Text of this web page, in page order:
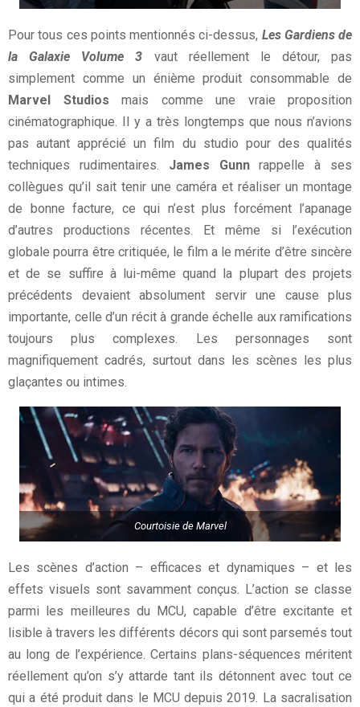
Pour tous ces points mentionnés ci-dessus, Les Gardiens de
la Galaxie Volume 3
vaut réellement le détour, pas
simplement comme un énième produit consommable de
Marvel Studios mais comme une vraie proposition
cinématographique. Il y a très longtemps que nous n’avions
pas autant apprécié un film du studio pour des qualités
techniques rudimentaires. James Gunnrappelle à ses
collègues qu’il sait tenir une caméra et réaliser un montage
de bonne facture, ce qui n’est plus forcément l’apanage
d’autres productions récentes. Et même si l’exécution
globale pourra être critiquée, le film a le mérite d’être sincère
et de se suffire à lui-même quand la plupart des projets
précédents devaient absolument servir une cause plus
importante, celle d’un récit à grande échelle aux ramifications
toujours plus complexes. Les personnages sont
magnifiquement cadrés, surtout dans les scènes les plus
glaçantes ou intimes.
Courtoisie de Marvel
Les scènes d’action – efficaces et dynamiques – et les
effets visuels sont savamment conçus. L’action se classe
parmi les meilleures du MCU, capable d’être excitante et
lisible à travers les différents décors qui sont parsemés tout
au long de l’expérience. Certains plans-séquences méritent
réellement qu’on s’y attarde tant ils détonnent avec tout ce
qui a été produit dans le MCU depuis 2019. La sacralisation